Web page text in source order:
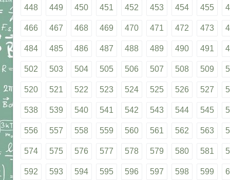
448 449 450 451 452 453 454 455
466 467 468 469 470 471 472 473
484 485 486 487 488 489 490 491
502 503 504 505 506 507 508 509
520 521 522 523 524 525 526 527
538 539 540 541 542 543 544 545
556 557 558 559 560 561 562 563
574 575 576 577 578 579 580 581
592 593 594 595 596 597 598 599